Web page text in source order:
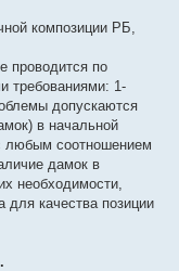
композиции РБ,
проводится по
требованиями: 1-
допускаются
в начальной
любым соотношением
дамок в
необходимости,
для качества позиции